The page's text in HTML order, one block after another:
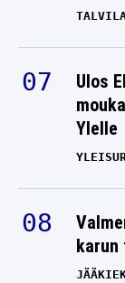
Ulos
Ylelle
karun